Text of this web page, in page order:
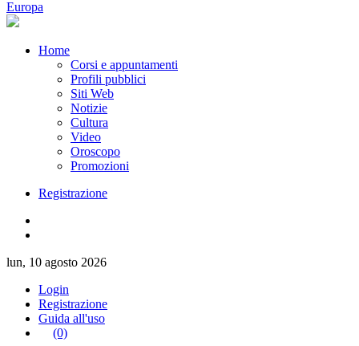
Home
Corsi e appuntamenti
Profili pubblici
Siti Web
Notizie
Cultura
Video
Oroscopo
Promozioni
Registrazione
lun, 10 agosto 2026
Login
Registrazione
Guida all'uso
(0)